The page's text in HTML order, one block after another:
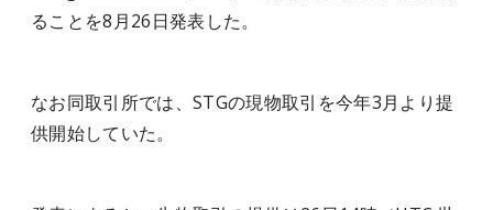
ることを8月26日発表した。
なお同取引所では、STGの現物取引を今年3月より提
供開始していた。